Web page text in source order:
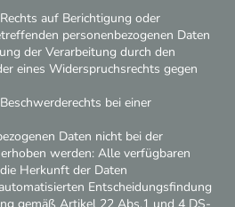
auf Berichtigung oder
personenbezogenen Daten
der Verarbeitung durch den
eines Widerspruchsrechts gegen
bei einer
Daten nicht bei der
werden: Alle verfügbaren
Herkunft der Daten
Entscheidungsfindung